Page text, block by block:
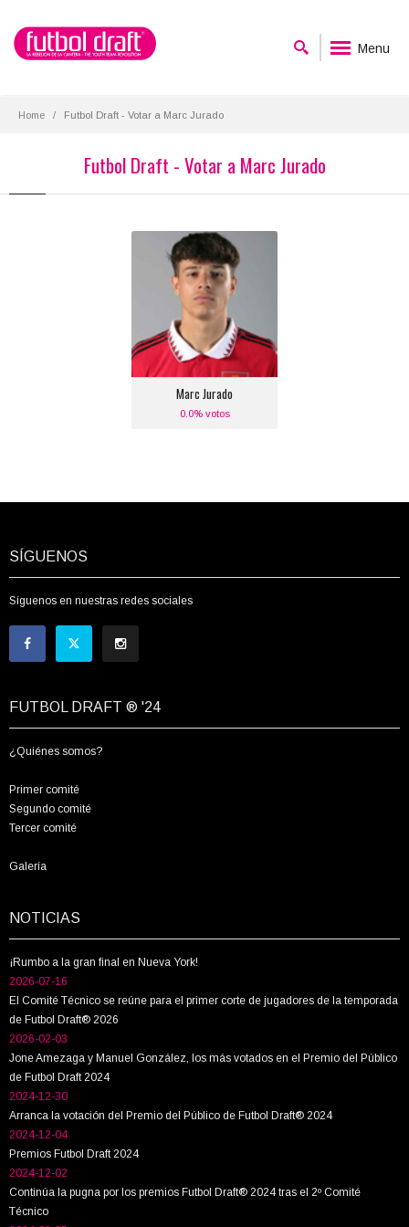
Menu
Home Futbol Draft - Votar a Marc Jurado
Futbol Draft - Votar a Marc Jurado
Marc Jurado
0.0% votos
Marc Jurado
Posición:
Defensa Lateral Derecho
Equipo actual:
Manchester United
SÍGUENOS
Síguenos en nuestras redes sociales
FUTBOL DRAFT ® '24
¿Quiénes somos?
Primer comité
Segundo comité
Tercer comité
Galería
NOTICIAS
¡Rumbo a la gran final en Nueva York!
2026-07-16
El Comité Técnico se reúne para el primer corte de jugadores de la temporada
de Futbol Draft® 2026
2026-02-03
Jone Amezaga y Manuel González, los más votados en el Premio del Público
de Futbol Draft 2024
2024-12-30
Arranca la votación del Premio del Público de Futbol Draft® 2024
2024-12-04
Premios Futbol Draft 2024
2024-12-02
Continúa la pugna por los premios Futbol Draft® 2024 tras el 2º Comité
Técnico